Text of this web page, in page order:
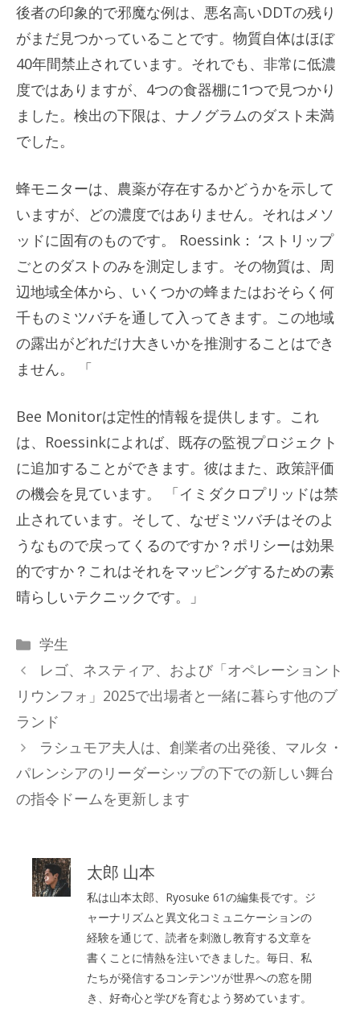
後者の印象的で邪魔な例は、悪名高いDDTの残り
がまだ見つかっていることです。物質自体はほぼ
40年間禁止されています。それでも、非常に低濃
度ではありますが、4つの食器棚に1つで見つかり
ました。検出の下限は、ナノグラムのダスト未満
でした。
蜂モニターは、農薬が存在するかどうかを示して
いますが、どの濃度ではありません。それはメソ
ッドに固有のものです。 Roessink： ‘ストリップ
ごとのダストのみを測定します。その物質は、周
辺地域全体から、いくつかの蜂またはおそらく何
千ものミツバチを通して入ってきます。この地域
の露出がどれだけ大きいかを推測することはでき
ません。 「
Bee Monitorは定性的情報を提供します。これ
は、Roessinkによれば、既存の監視プロジェクト
に追加することができます。彼はまた、政策評価
の機会を見ています。 「イミダクロプリッドは禁
止されています。そして、なぜミツバチはそのよ
うなもので戻ってくるのですか？ポリシーは効果
的ですか？これはそれをマッピングするための素
晴らしいテクニックです。」
カ
テ
リ
ー
学生
レゴ、ネスティア、および「オペレーショント
リウンフォ」2025で出場者と一緒に暮らす他のブ
ランド
ラシュモア夫人は、創業者の出発後、マルタ・
パレンシアのリーダーシップの下での新しい舞台
の指令ドームを更新します
太郎 山本
私は山本太郎、Ryosuke 61の編集長です。ジ
ャーナリズムと異文化コミュニケーションの
経験を通じて、読者を刺激し教育する文章を
書くことに情熱を注いできました。毎日、私
たちが発信するコンテンツが世界への窓を開
き、好奇心と学びを育むよう努めています。